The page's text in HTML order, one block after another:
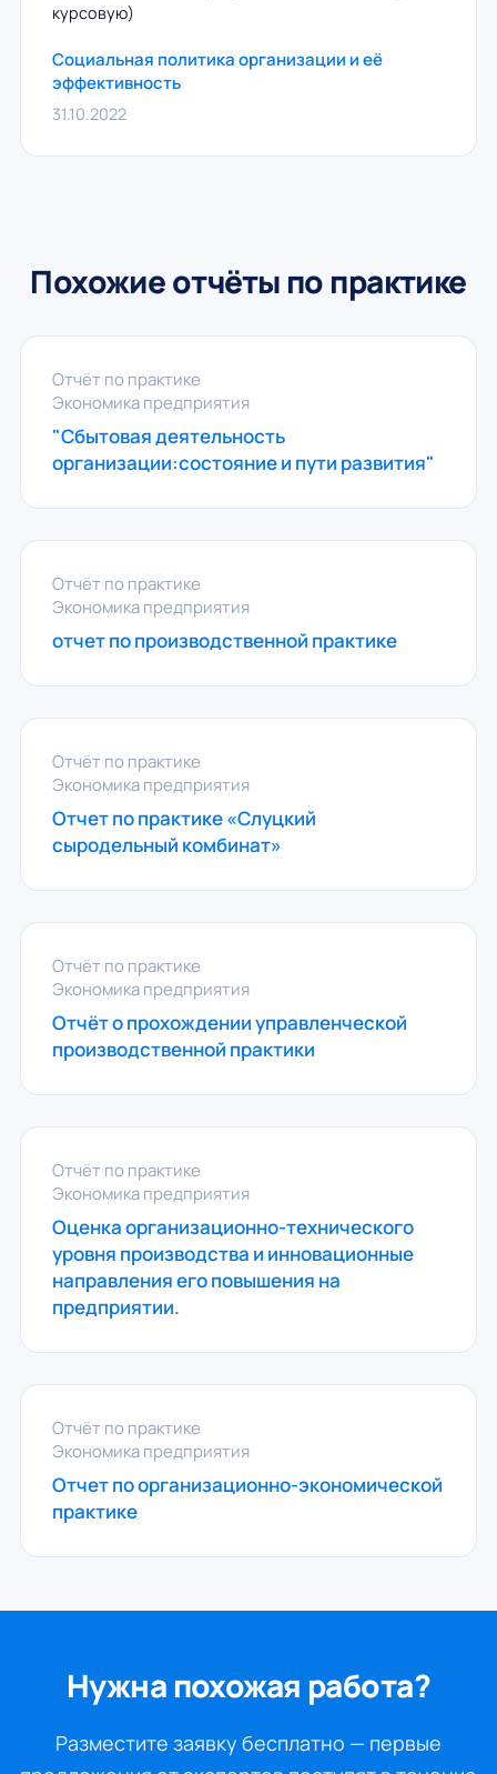
курсовую)
Социальная политика организации и её
эффективность
31.10.2022
Похожие отчёты по практике
Отчёт по практике
Экономика предприятия
"Сбытовая деятельность
организации:состояние и пути развития"
Отчёт по практике
Экономика предприятия
отчет по производственной практике
Отчёт по практике
Экономика предприятия
Отчет по практике «Слуцкий
сыродельный комбинат»
Отчёт по практике
Экономика предприятия
Отчёт о прохождении управленческой
производственной практики
Отчёт по практике
Экономика предприятия
Оценка организационно-технического
уровня производства и инновационные
направления его повышения на
предприятии.
Отчёт по практике
Экономика предприятия
Отчет по организационно-экономической
практике
Нужна похожая работа?
Разместите заявку бесплатно — первые